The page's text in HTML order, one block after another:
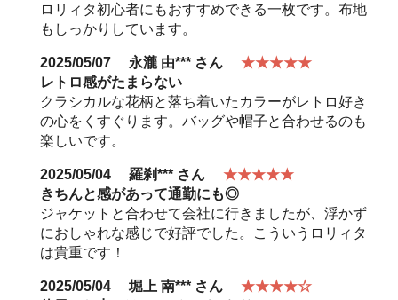
ロリィタ初心者にもおすすめできる一枚です。布地
もしっかりしています。
2025/05/07 永瀧 由*** さん
★★★★★
レトロ感がたまらない
クラシカルな花柄と落ち着いたカラーがレトロ好き
の心をくすぐります。バッグや帽子と合わせるのも
楽しいです。
2025/05/04 羅刹*** さん
★★★★★
きちんと感があって通勤にも◎
ジャケットと合わせて会社に行きましたが、浮かず
におしゃれな感じで好評でした。こういうロリィタ
は貴重です！
2025/05/04 堀上 南*** さん
★★★★☆